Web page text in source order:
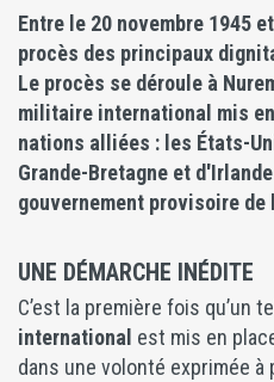
Entre le 20 novembre 1945
procès des principaux
Le procès se déroule à
militaire international mis
nations alliées : les États-
Grande-Bretagne et
gouvernement provisoire
UNE DÉMARCHE INÉDITE
C’est la première fois qu’un tel
international est mis en
dans une volonté exprimée